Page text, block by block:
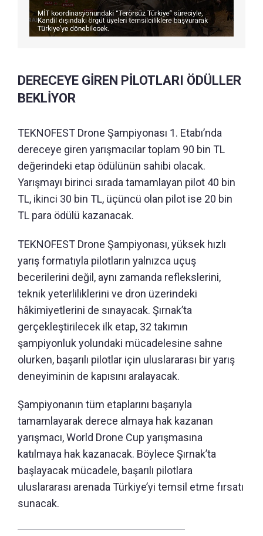
DERECEYE GİREN PİLOTLARI ÖDÜLLER
BEKLİYOR
TEKNOFEST Drone Şampiyonası 1. Etabı’nda
dereceye giren yarışmacılar toplam 90 bin TL
değerindeki etap ödülünün sahibi olacak.
Yarışmayı birinci sırada tamamlayan pilot 40 bin
TL, ikinci 30 bin TL, üçüncü olan pilot ise 20 bin
TL para ödülü kazanacak.
TEKNOFEST Drone Şampiyonası, yüksek hızlı
yarış formatıyla pilotların yalnızca uçuş
becerilerini değil, aynı zamanda reflekslerini,
teknik yeterliliklerini ve dron üzerindeki
hâkimiyetlerini de sınayacak. Şırnak’ta
gerçekleştirilecek ilk etap, 32 takımın
şampiyonluk yolundaki mücadelesine sahne
olurken, başarılı pilotlar için uluslararası bir yarış
deneyiminin de kapısını aralayacak.
Şampiyonanın tüm etaplarını başarıyla
tamamlayarak derece almaya hak kazanan
yarışmacı, World Drone Cup yarışmasına
katılmaya hak kazanacak. Böylece Şırnak’ta
başlayacak mücadele, başarılı pilotlara
uluslararası arenada Türkiye’yi temsil etme fırsatı
sunacak.